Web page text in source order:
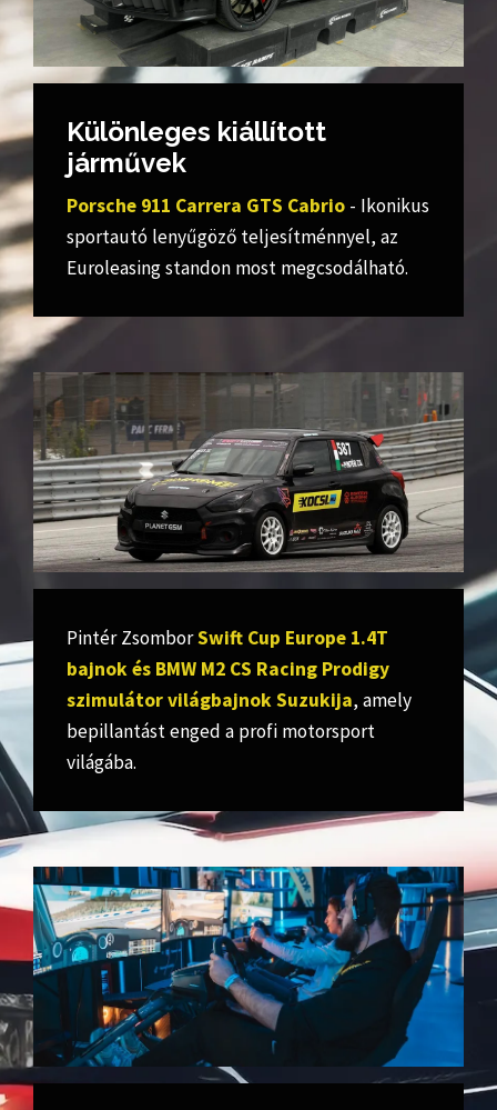
Különleges kiállított
járművek
Porsche 911 Carrera GTS Cabrio - Ikonikus
sportautó lenyűgöző teljesítménnyel, az
Euroleasing standon most megcsodálható.
Pintér ZsomborSwift Cup Europe 1.4T
bajnok és BMW M2 CS Racing Prodigy
szimulátor világbajnok Suzukija, amely
bepillantást enged a profi motorsport
világába.